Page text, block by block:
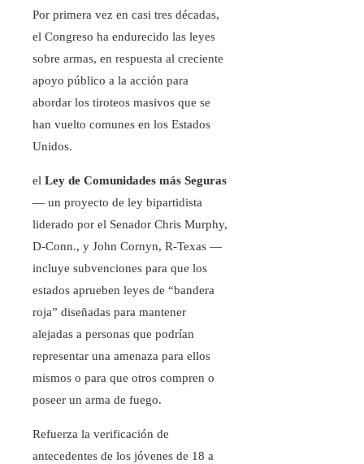
Por primera vez en casi tres décadas,
el Congreso ha endurecido las leyes
sobre armas, en respuesta al creciente
apoyo público a la acción para
abordar los tiroteos masivos que se
han vuelto comunes en los Estados
Unidos.
el Ley de Comunidades más Seguras
— un proyecto de ley bipartidista
liderado por el Senador Chris Murphy,
D-Conn., y John Cornyn, R-Texas —
incluye subvenciones para que los
estados aprueben leyes de “bandera
roja” diseñadas para mantener
alejadas a personas que podrían
representar una amenaza para ellos
mismos o para que otros compren o
poseer un arma de fuego.
Refuerza la verificación de
antecedentes de los jóvenes de 18 a